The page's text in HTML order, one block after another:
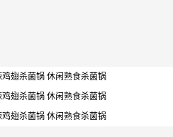
翅杀菌锅 休闲熟食杀菌锅
翅杀菌锅 休闲熟食杀菌锅
翅杀菌锅 休闲熟食杀菌锅